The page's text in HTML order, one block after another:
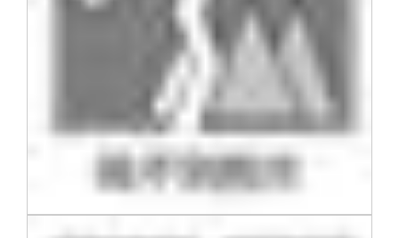
校友讲坛
校友视界
实用信息
总会章程
理事会名单